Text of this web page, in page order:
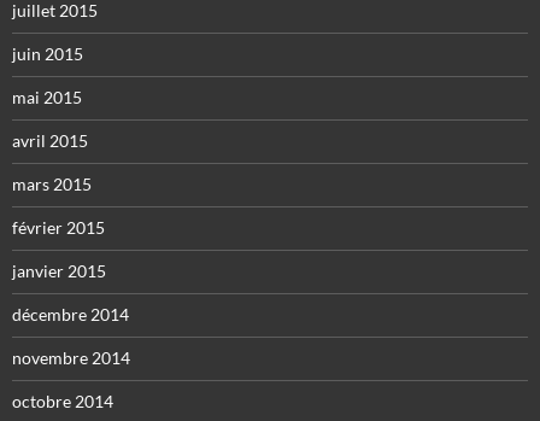
juillet 2015
juin 2015
mai 2015
avril 2015
mars 2015
février 2015
janvier 2015
décembre 2014
novembre 2014
octobre 2014